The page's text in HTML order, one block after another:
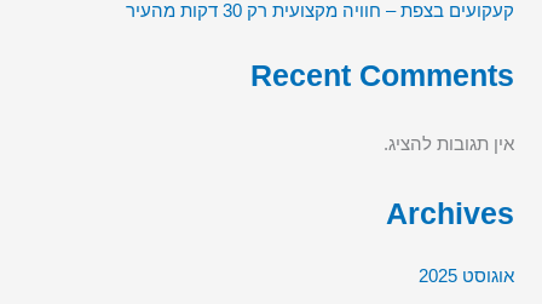
קעקועים בצפת – חוויה מקצועית רק 30 דקות מהעיר
Recent Comments
אין תגובות להציג.
Archives
אוגוסט 2025